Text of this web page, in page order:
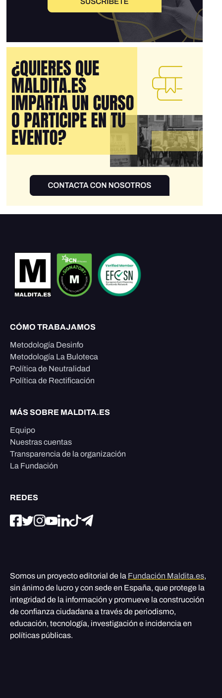
CÓMO TRABAJAMOS
Metodología Desinfo
Metodología La Buloteca
Política de Neutralidad
Política de Rectificación
MÁS SOBRE MALDITA.ES
Equipo
Nuestras cuentas
Transparencia de la organización
La Fundación
REDES
Somos un proyecto editorial de la Fundación Maldita.es,
sin ánimo de lucro y con sede en España, que protege la
integridad de la información y promueve la construcción
de confianza ciudadana a través de periodismo,
educación, tecnología, investigación e incidencia en
políticas públicas.